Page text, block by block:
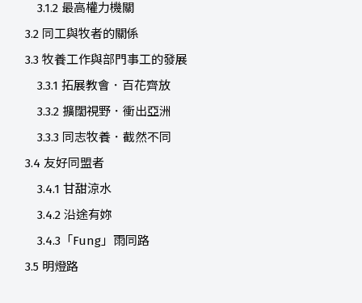
3.1.2 最高權力機關
3.2 同工與牧者的關係
3.3 牧養工作與部門事工的發展
3.3.1 拓展教會．百花齊放
3.3.2 擴闊視野．衝出亞洲
3.3.3 同志牧養．截然不同
3.4 友好同盟者
3.4.1 甘甜涼水
3.4.2 沿途有妳
3.4.3「Fung」雨同路
3.5 明燈路